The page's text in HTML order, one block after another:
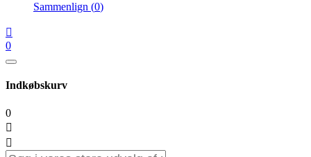
Sammenlign (0)

0
Indkøbskurv
0

